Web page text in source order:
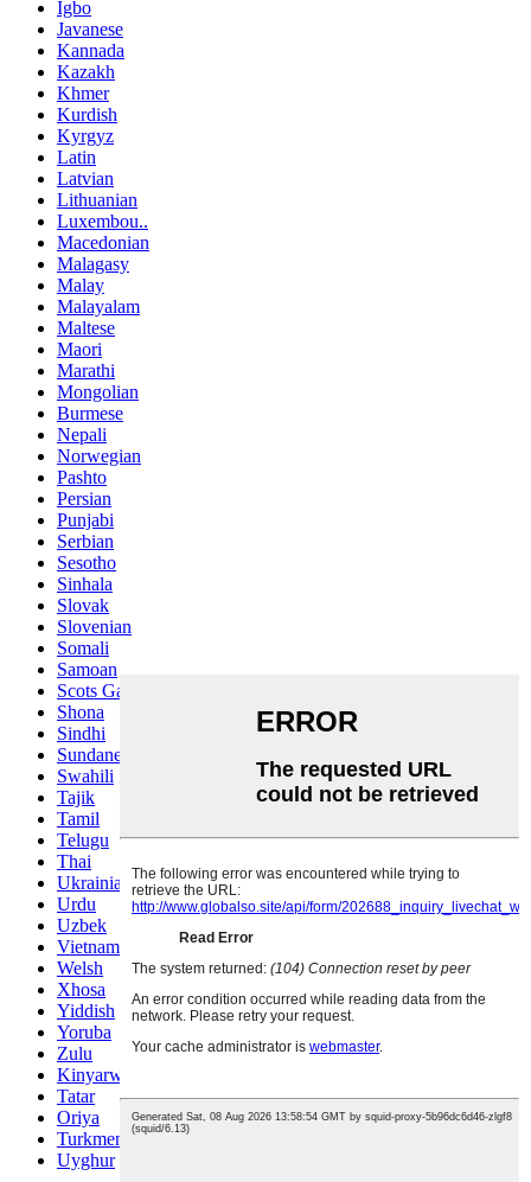
Igbo
Javanese
Kannada
Kazakh
Khmer
Kurdish
Kyrgyz
Latin
Latvian
Lithuanian
Luxembou..
Macedonian
Malagasy
Malay
Malayalam
Maltese
Maori
Marathi
Mongolian
Burmese
Nepali
Norwegian
Pashto
Persian
Punjabi
Serbian
Sesotho
Sinhala
Slovak
Slovenian
Somali
Samoan
Scots Gaelic
Shona
Sindhi
Sundanese
Swahili
Tajik
Tamil
Telugu
Thai
Ukrainian
Urdu
Uzbek
Vietnamese
Welsh
Xhosa
Yiddish
Yoruba
Zulu
Kinyarwanda
Tatar
Oriya
Turkmen
Uyghur